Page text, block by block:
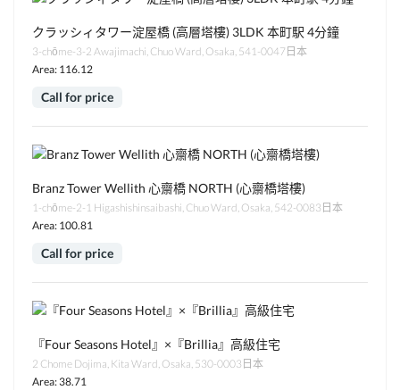
クラッシィタワー淀屋橋 (高層塔樓) 3LDK 本町駅 4分鐘
3-chōme-3-2 Awajimachi, Chuo Ward, Osaka, 541-0047日本
Area: 116.12
Call for price
Branz Tower Wellith 心齋橋 NORTH (心齋橋塔樓)
1-chōme-2-1 Higashishinsaibashi, Chuo Ward, Osaka, 542-0083日本
Area: 100.81
Call for price
『Four Seasons Hotel』×『Brillia』高級住宅
2 Chome Dojima, Kita Ward, Osaka, 530-0003日本
Area: 38.71